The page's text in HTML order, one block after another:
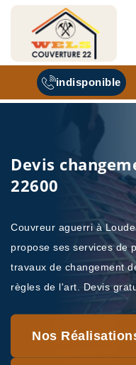
indisponible
Devis
22600
Couvreur aguerri à
propose ses services de
travaux de changement
règles de l'art. Devis
Nos